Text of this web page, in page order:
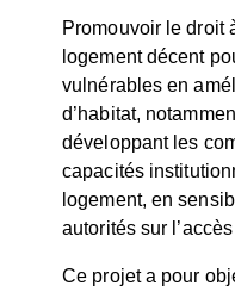
Promouvoir le droit
logement décent
vulnérables en
d’habitat,
développant les
capacités
logement, en
autorités sur
Ce projet a pour